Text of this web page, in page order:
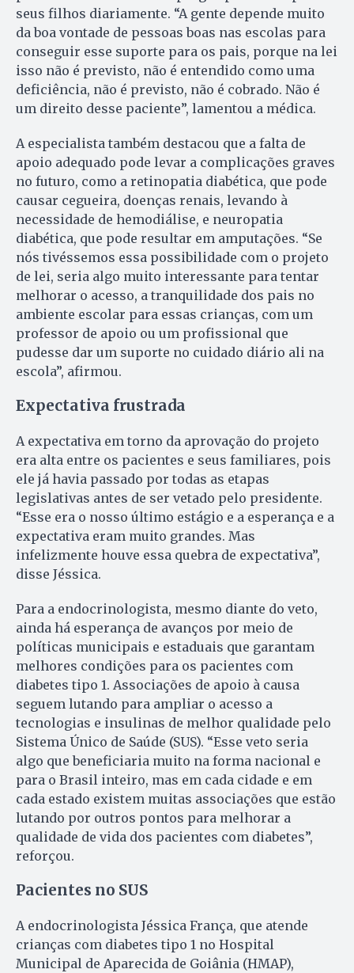
seus filhos diariamente. “A gente depende muito
da boa vontade de pessoas boas nas escolas para
conseguir esse suporte para os pais, porque na lei
isso não é previsto, não é entendido como uma
deficiência, não é previsto, não é cobrado. Não é
um direito desse paciente”, lamentou a médica.
A especialista também destacou que a falta de
apoio adequado pode levar a complicações graves
no futuro, como a retinopatia diabética, que pode
causar cegueira, doenças renais, levando à
necessidade de hemodiálise, e neuropatia
diabética, que pode resultar em amputações. “Se
nós tivéssemos essa possibilidade com o projeto
de lei, seria algo muito interessante para tentar
melhorar o acesso, a tranquilidade dos pais no
ambiente escolar para essas crianças, com um
professor de apoio ou um profissional que
pudesse dar um suporte no cuidado diário ali na
escola”, afirmou.
Expectativa frustrada
A expectativa em torno da aprovação do projeto
era alta entre os pacientes e seus familiares, pois
ele já havia passado por todas as etapas
legislativas antes de ser vetado pelo presidente.
“Esse era o nosso último estágio e a esperança e a
expectativa eram muito grandes. Mas
infelizmente houve essa quebra de expectativa”,
disse Jéssica.
Para a endocrinologista, mesmo diante do veto,
ainda há esperança de avanços por meio de
políticas municipais e estaduais que garantam
melhores condições para os pacientes com
diabetes tipo 1. Associações de apoio à causa
seguem lutando para ampliar o acesso a
tecnologias e insulinas de melhor qualidade pelo
Sistema Único de Saúde (SUS). “Esse veto seria
algo que beneficiaria muito na forma nacional e
para o Brasil inteiro, mas em cada cidade e em
cada estado existem muitas associações que estão
lutando por outros pontos para melhorar a
qualidade de vida dos pacientes com diabetes”,
reforçou.
Pacientes no SUS
A endocrinologista Jéssica França, que atende
crianças com diabetes tipo 1 no Hospital
Municipal de Aparecida de Goiânia (HMAP),